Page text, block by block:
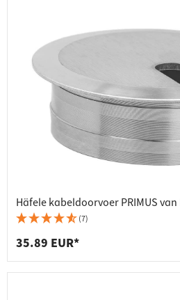
Häfele kabeldoorvoer PRIMUS van
(7)
35.89 EUR*